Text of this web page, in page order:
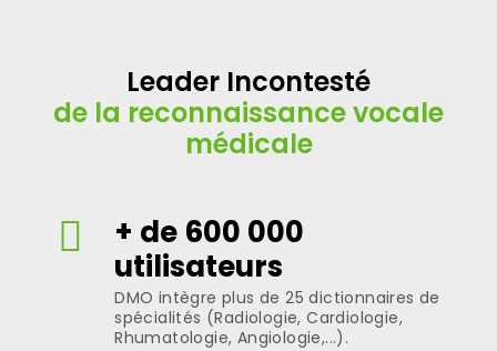
Leader Incontesté
de la reconnaissance vocale
médicale
+ de 600 000
utilisateurs
DMO intègre plus de 25 dictionnaires de
spécialités (Radiologie, Cardiologie,
Rhumatologie, Angiologie,...).